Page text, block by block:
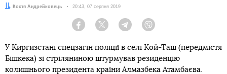
Автор:Костя Андрейковець Дата:
20:43, 07 серпня 2019
Facebook Twitter Telegram
У Киргизстані спецзагін поліції в селі Кой-Таш (передмістя
Бішкека) зі стріляниною штурмував резиденцію
колишнього президента країни Алмазбека Атамбаєва.